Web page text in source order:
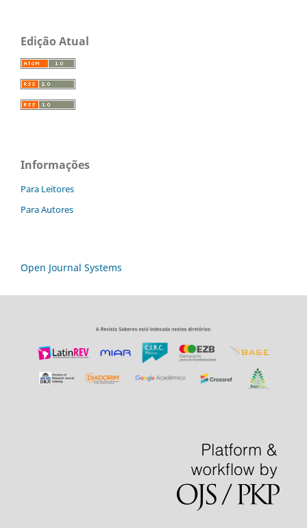
Edição Atual
Informações
Para Leitores
Para Autores
Open Journal Systems